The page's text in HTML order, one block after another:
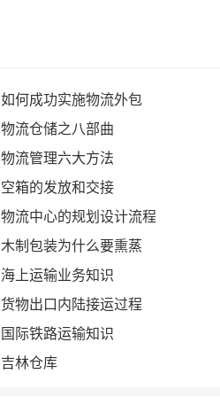
如何成功实施物流外包
物流仓储之八部曲
物流管理六大方法
空箱的发放和交接
物流中心的规划设计流程
木制包装为什么要熏蒸
海上运输业务知识
货物出口内陆接运过程
国际铁路运输知识
吉林仓库